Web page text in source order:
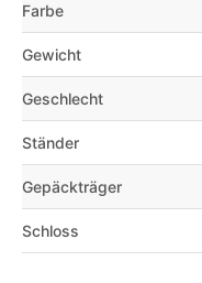
Farbe
Gewicht
Geschlecht
Ständer
Gepäckträger
Schloss